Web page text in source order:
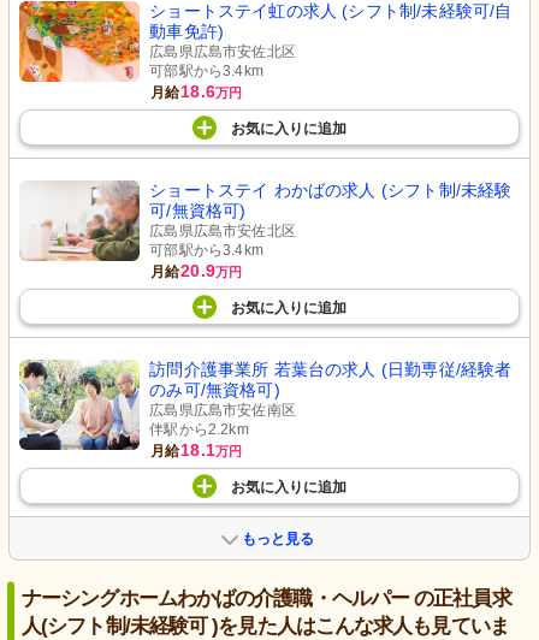
ショートステイ虹の求人 (シフト制/未経験可/自
動車免許)
広島県広島市安佐北区
可部駅から3.4km
月給18.6万円
お気に入り に追加
ショートステイ わかばの求人 (シフト制/未経験
可/無資格可)
広島県広島市安佐北区
可部駅から3.4km
月給20.9万円
お気に入り に追加
訪問介護事業所 若葉台の求人 (日勤専従/経験者
のみ可/無資格可)
広島県広島市安佐南区
伴駅から2.2km
月給18.1万円
お気に入り に追加
もっと見る
ナーシングホームわかばの介護職・ヘルパー の正社員求
人(シフト制/未経験可 )を見た人はこんな求人も見ていま